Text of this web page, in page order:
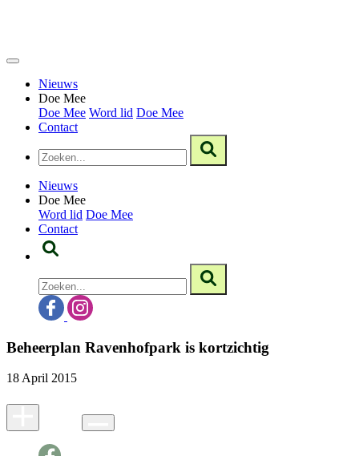
Nieuws
Doe Mee
Doe Mee Word lid Doe Mee
Contact
Nieuws
Doe Mee
Word lid Doe Mee
Contact
Beheerplan Ravenhofpark is kortzichtig
18 April 2015